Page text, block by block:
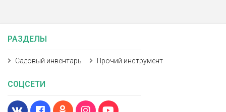
РАЗДЕЛЫ
Садовый инвентарь Прочий инструмент
СОЦСЕТИ